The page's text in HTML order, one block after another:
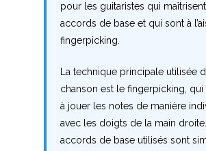
pour les guitaristes qui
accords de base et qui sont à
fingerpicking.
La technique principale utilisée
chanson est le fingerpicking, qui
à jouer les notes de manière
avec les doigts de la main
accords de base utilisés sont
P
R
S
T